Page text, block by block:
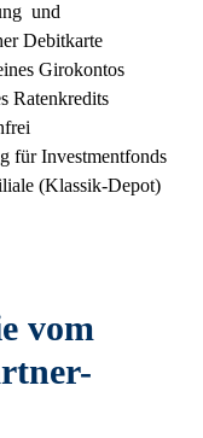
und
Debitkarte
Girokontos
Ratenkredits
für Investmentfonds
(Klassik-Depot)
vom